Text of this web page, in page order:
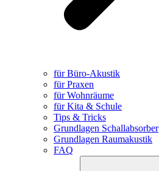
für Büro-Akustik
für Praxen
für Wohnräume
für Kita & Schule
Tips & Tricks
Grundlagen Schallabsorber
Grundlagen Raumakustik
FAQ